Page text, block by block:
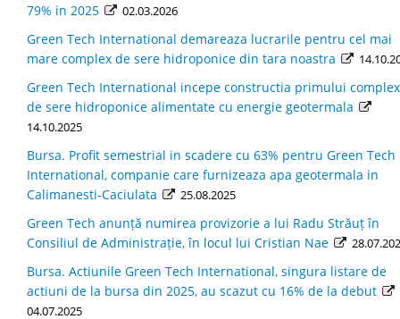
79% in 2025
02.03.2026
Green Tech International demareaza lucrarile pentru cel mai
mare complex de sere hidroponice din tara noastra
Green Tech International incepe constructia primului complex
de sere hidroponice alimentate cu energie geotermala
14.10.2025
Bursa. Profit semestrial in scadere cu 63% pentru Green Tech
International, companie care furnizeaza apa geotermala in
Calimanesti-Caciulata
25.08.2025
Green Tech anunță numirea provizorie a lui Radu Străuț în
Consiliul de Administrație, în locul lui Cristian Nae
Bursa. Actiunile Green Tech International, singura listare de
actiuni de la bursa din 2025, au scazut cu 16% de la debut
04.07.2025